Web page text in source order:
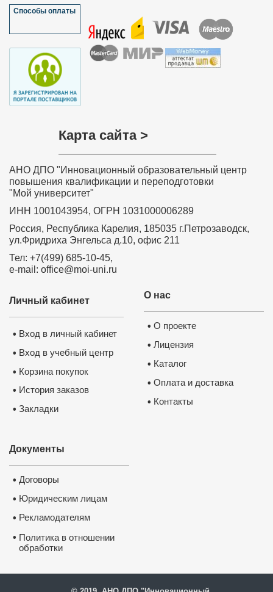
Способы оплаты
Карта сайта >
АНО ДПО "Инновационный образовательный центр
повышения квалификации и переподготовки
"Мой университет"
ИНН 1001043954, ОГРН 1031000006289
Россия, Республика Карелия, 185035 г.Петрозаводск,
ул.Фридриха Энгельса д.10, офис 211
Тел: +7(499) 685-10-45,
e-mail: office@moi-uni.ru
О нас
• О проекте
• Лицензия
• Каталог
• Оплата и доставка
• Контакты
Личный кабинет
• Вход в личный кабинет
• Вход в учебный центр
• Корзина покупок
• История заказов
• Закладки
Документы
• Договоры
• Юридическим лицам
• Рекламодателям
• Политика в отношении
обработки